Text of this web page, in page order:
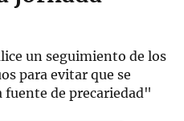
un seguimiento de los
para evitar que se
de precariedad"